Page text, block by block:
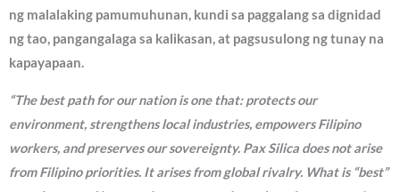
ng malalaking pamumuhunan, kundi sa paggalang sa dignidad
ng tao, pangangalaga sa kalikasan, at pagsusulong ng tunay na
kapayapaan.
“The best path for our nation is one that: protects our
environment, strengthens local industries, empowers Filipino
workers, and preserves our sovereignty. Pax Silica does not arise
from Filipino priorities. It arises from global rivalry. What is “best”